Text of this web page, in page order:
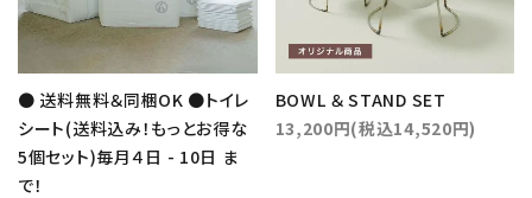
● 送料無料＆同梱OK ●トイレ
シート(送料込み！もっとお得な
5個セット)毎月４日 - 10日 ま
で！
BOWL ＆ STAND SET
13,200円(税込14,520円)